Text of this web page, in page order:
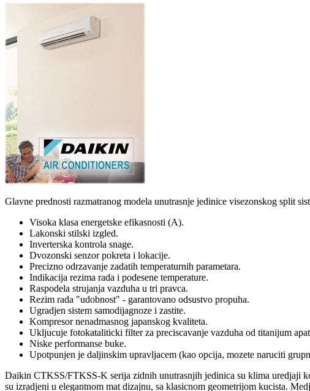
Glavne prednosti razmatranog modela unutrasnje jedinice visezonskog split
Visoka klasa energetske efikasnosti (A).
Lakonski stilski izgled.
Inverterska kontrola snage.
Dvozonski senzor pokreta i lokacije.
Precizno odrzavanje zadatih temperaturnih parametara.
Indikacija rezima rada i podesene temperature.
Raspodela strujanja vazduha u tri pravca.
Rezim rada "udobnost" - garantovano odsustvo propuha.
Ugradjen sistem samodijagnoze i zastite.
Kompresor nenadmasnog japanskog kvaliteta.
Ukljucuje fotokataliticki filter za preciscavanje vazduha od titanijum
Niske performanse buke.
Upotpunjen je daljinskim upravljacem (kao opcija, mozete naruciti
Daikin CTKSS/FTKSS-K serija zidnih unutrasnjih jedinica su klima uredjaji
su izradjeni u elegantnom mat dizajnu, sa klasicnom geometrijom kucista.